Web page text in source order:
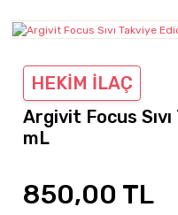
HEKİM İLAÇ
Argivit Focus Sıvı
mL
850,00 TL